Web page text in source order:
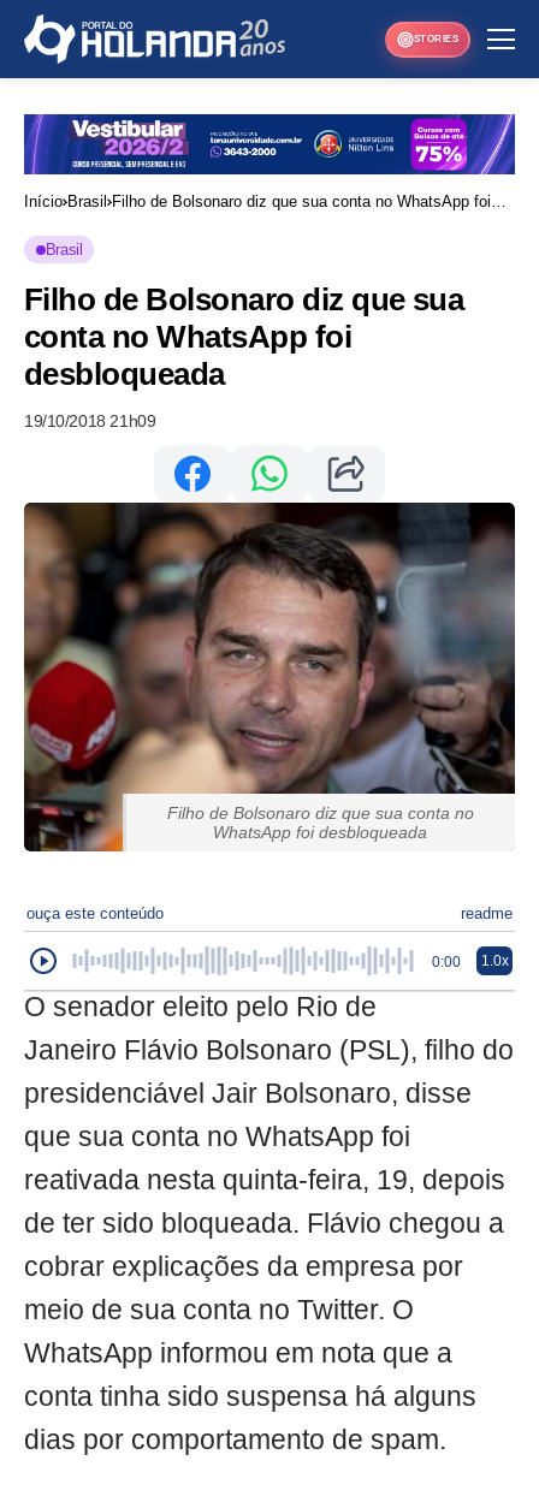
STORIES
Início Brasil
Filho de Bolsonaro diz que sua conta no WhatsApp foi
Brasil
Filho de Bolsonaro diz que sua
conta no WhatsApp foi
desbloqueada
19/10/2018 21h09
Filho de Bolsonaro diz que sua conta no
WhatsApp foi desbloqueada
ouça este conteúdo readme
0:00 1.0x
O senador eleito pelo Rio de
Janeiro Flávio Bolsonaro (PSL), filho do
presidenciável Jair Bolsonaro, disse
que sua conta no WhatsApp foi
reativada nesta quinta-feira, 19, depois
de ter sido bloqueada. Flávio chegou a
cobrar explicações da empresa por
meio de sua conta no Twitter. O
WhatsApp informou em nota que a
conta tinha sido suspensa há alguns
dias por comportamento de spam.